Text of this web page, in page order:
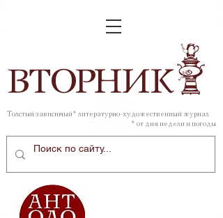
ВТОРНИК
Толстый зависимый* литературно-художественный журнал
* от дня недели и погоды